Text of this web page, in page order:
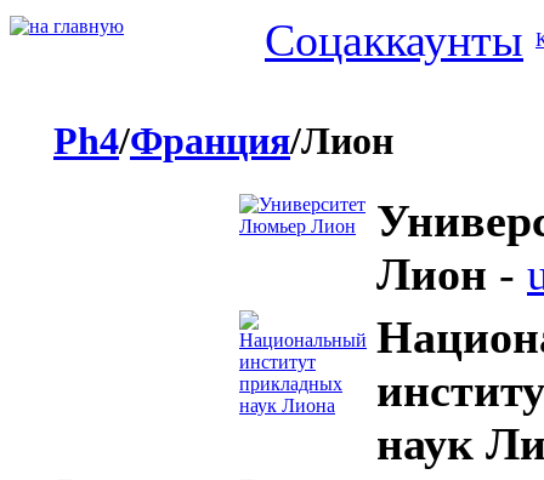
Соцаккаунты
Ph4/Франция/Лион
Лион -
наук